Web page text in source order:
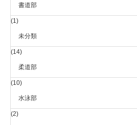
書道部
(1)
未分類
(14)
柔道部
(10)
水泳部
(2)